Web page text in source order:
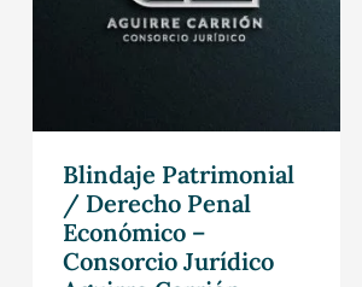
Blindaje Patrimonial
/ Derecho Penal
Económico –
Consorcio Jurídico